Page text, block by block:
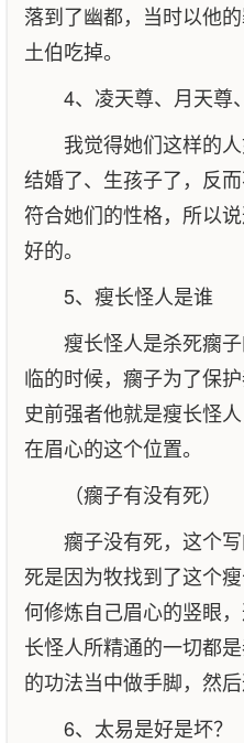
落到了幽都，当时以他
土伯吃掉。
4、凌天尊、月天尊
我觉得她们这样的
结婚了、生孩子了，反
符合她们的性格，所以
好的。
5、瘦长怪人是谁
瘦长怪人是杀死瘸
临的时候，瘸子为了保
史前强者他就是瘦长怪
在眉心的这个位置。
（瘸子有没有死）
瘸子没有死，这个
死是因为牧找到了这个
何修炼自己眉心的竖眼
长怪人所精通的一切都
的功法当中做手脚，然
6、太易是好是坏？